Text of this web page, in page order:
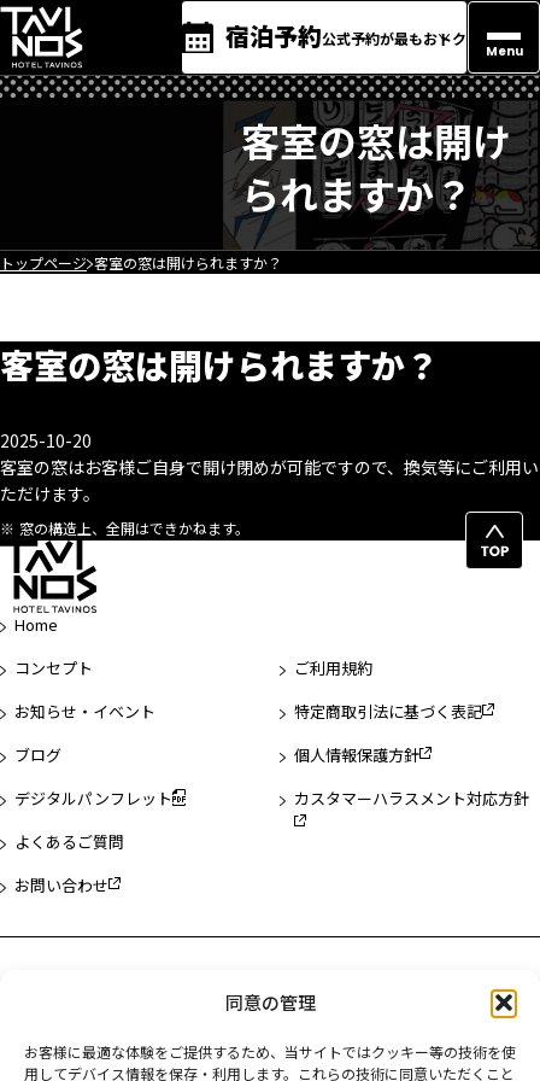
同意の管理
お客様に最適な体験をご提供するため、当サイトではクッキー等の技術を使
用してデバイス情報を保存・利用します。これらの技術に同意いただくこと
宿泊予約公式予約が最もおトク
Menu
客室の窓は開け
られますか？
トップページ 客室の窓は開けられますか？
客室の窓は開けられますか？
2025-10-20
客室の窓はお客様ご自身で開け閉めが可能ですので、換気等にご利用い
ただけます。
窓の構造上、全開はできかねます。
ペ
Home
コンセプト
お知らせ・イベント
ブログ
デジタルパンフレット
よくあるご質問
お問い合わせ
ご利用規約
特定商取引法に基づく表記
個人情報保護方針
カスタマーハラスメント対応方針
ホテルタビノス浜松町